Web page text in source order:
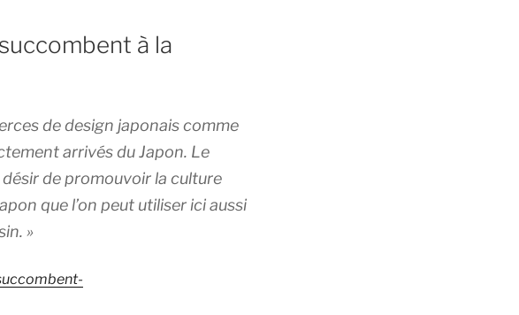
à la
de design japonais comme
arrivés du Japon. Le
de promouvoir la culture
que l’on peut utiliser ici aussi
»